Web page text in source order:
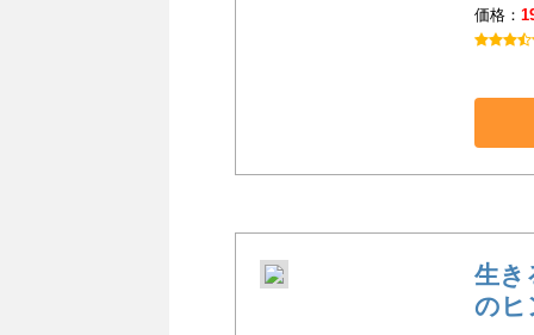
価格：
生き
のヒ